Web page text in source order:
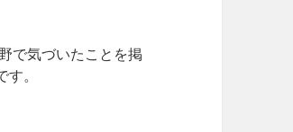
で気づいたことを掲
。